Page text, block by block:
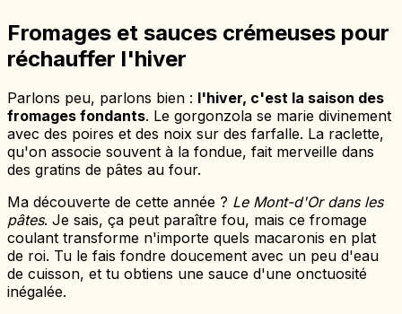
Fromages et sauces crémeuses pour
réchauffer l'hiver
Parlons peu, parlons bien : l'hiver, c'est la saison des
fromages fondants. Le gorgonzola se marie divinement
avec des poires et des noix sur des farfalle. La raclette,
qu'on associe souvent à la fondue, fait merveille dans
des gratins de pâtes au four.
Ma découverte de cette année ? Le Mont-d'Or dans les
pâtes. Je sais, ça peut paraître fou, mais ce fromage
coulant transforme n'importe quels macaronis en plat
de roi. Tu le fais fondre doucement avec un peu d'eau
de cuisson, et tu obtiens une sauce d'une onctuosité
inégalée.